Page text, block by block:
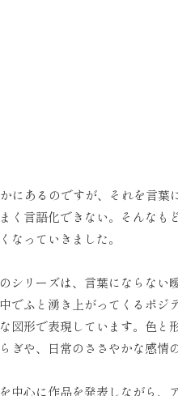
にあるのですが、それを言
言語化できない。そんな
なっていきました。
リーズは、言葉にならない
ふと湧き上がってくるポジ
図形で表現しています。色
や、日常のささやかな感情
心に作品を発表しながら